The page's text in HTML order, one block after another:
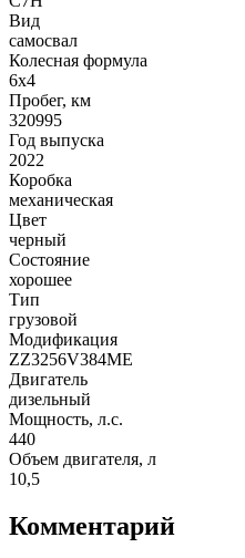
Вид
самосвал
Колесная формула
6x4
Пробег, км
320995
Год выпуска
2022
Коробка
механическая
Цвет
черный
Состояние
хорошее
Тип
грузовой
Модификация
ZZ3256V384ME
Двигатель
дизельный
Мощность, л.с.
440
Объем двигателя, л
10,5
Комментарий